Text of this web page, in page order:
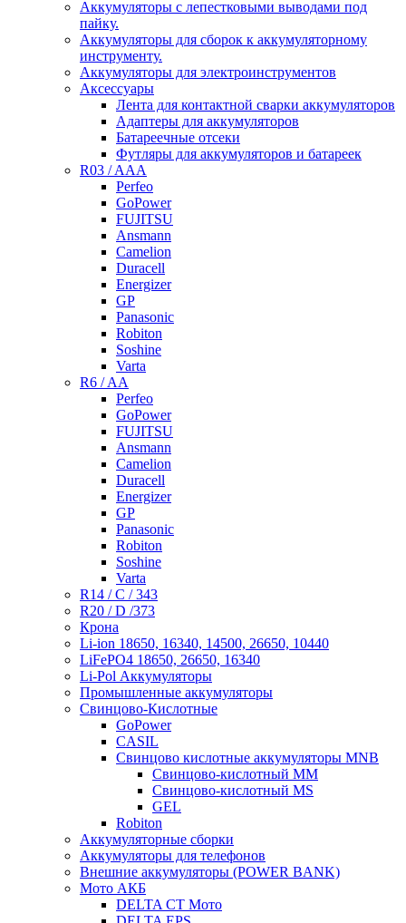
Аккумуляторы с лепестковыми выводами под
пайку.
Аккумуляторы для сборок к аккумуляторному
инструменту.
Аккумуляторы для электроинструментов
Аксессуары
Лента для контактной сварки аккумуляторов
Адаптеры для аккумуляторов
Батареечные отсеки
Футляры для аккумуляторов и батареек
R03 / AAA
Perfeo
GoPower
FUJITSU
Ansmann
Camelion
Duracell
Energizer
GP
Panasonic
Robiton
Soshine
Varta
R6 / AA
Perfeo
GoPower
FUJITSU
Ansmann
Camelion
Duracell
Energizer
GP
Panasonic
Robiton
Soshine
Varta
R14 / C / 343
R20 / D /373
Крона
Li-ion 18650, 16340, 14500, 26650, 10440
LiFePO4 18650, 26650, 16340
Li-Pol Аккумуляторы
Промышленные аккумуляторы
Свинцово-Кислотные
GoPower
CASIL
Свинцово кислотные аккумуляторы MNB
Cвинцово-кислотный MM
Cвинцово-кислотный MS
GEL
Robiton
Аккумуляторные сборки
Аккумуляторы для телефонов
Внешние аккумуляторы (POWER BANK)
Мото АКБ
DELTA CT Мото